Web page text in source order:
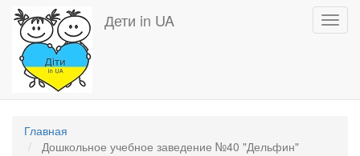
Перейти
основному
содержанию
Дети in UA
Главная
Дошкольное учебное заведение №40 "Дельфин"